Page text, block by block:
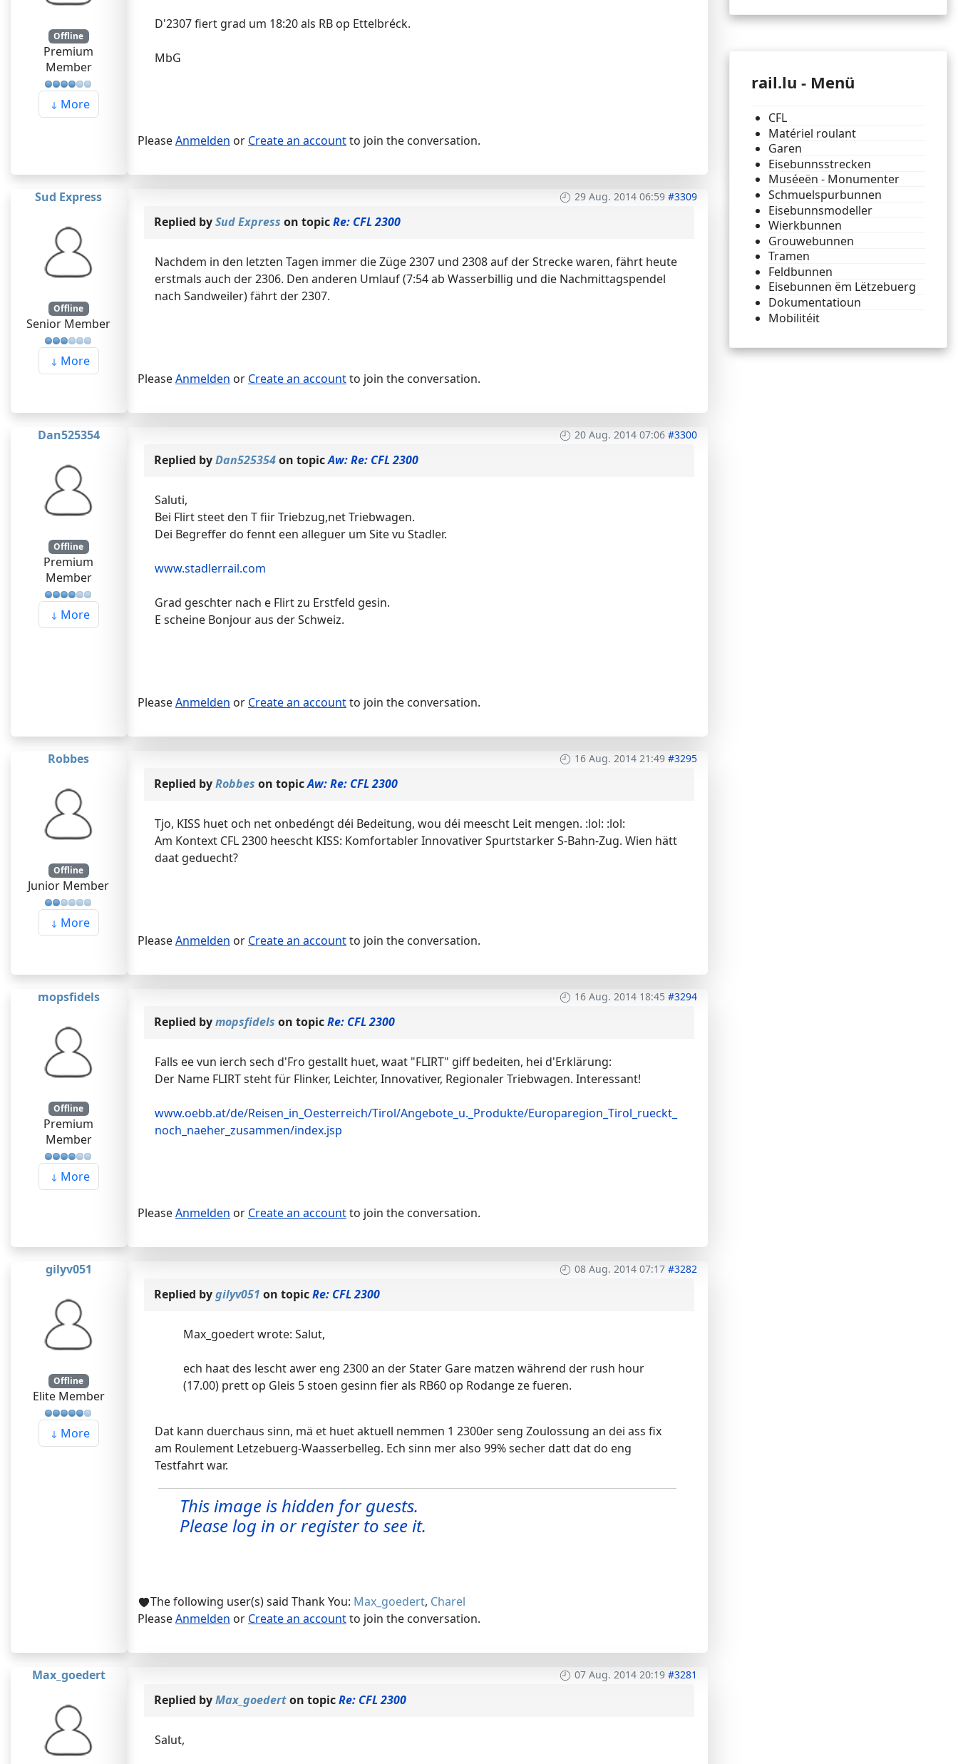
Offline
Premium
Member
More
D'2307 fiert grad um 18:20 als RB op Ettelbréck.
MbG
PleaseAnmelden or Create an accountto join the conversation.
Sud Express
Offline
Senior Member
More
29 Aug. 2014 06:59 #3309
Replied bySud Express on topicRe: CFL 2300
Nachdem in den letzten Tagen immer die Züge 2307 und 2308 auf der Strecke waren, fährt heute
erstmals auch der 2306. Den anderen Umlauf (7:54 ab Wasserbillig und die Nachmittagspendel
nach Sandweiler) fährt der 2307.
PleaseAnmelden or Create an accountto join the conversation.
Dan525354
Offline
Premium
Member
More
20 Aug. 2014 07:06 #3300
Replied byDan525354on topicAw: Re: CFL 2300
Saluti,
Bei Flirt steet den T fiir Triebzug,net Triebwagen.
Dei Begreffer do fennt een alleguer um Site vu Stadler.
www.stadlerrail.com
Grad geschter nach e Flirt zu Erstfeld gesin.
E scheine Bonjour aus der Schweiz.
PleaseAnmelden or Create an accountto join the conversation.
Robbes
Offline
Junior Member
More
16 Aug. 2014 21:49 #3295
Replied byRobbes on topicAw: Re: CFL 2300
Tjo, KISS huet och net onbedéngt déi Bedeitung, wou déi meescht Leit mengen. :lol: :lol:
Am Kontext CFL 2300 heescht KISS: Komfortabler Innovativer Spurtstarker S-Bahn-Zug. Wien hätt
daat geduecht?
PleaseAnmelden or Create an accountto join the conversation.
mopsfidels
Offline
Premium
Member
More
16 Aug. 2014 18:45 #3294
Replied bymopsfidels on topicRe: CFL 2300
Falls ee vun ierch sech d'Fro gestallt huet, waat "FLIRT" giff bedeiten, hei d'Erklärung:
Der Name FLIRT steht für Flinker, Leichter, Innovativer, Regionaler Triebwagen. Interessant!
www.oebb.at/de/Reisen_in_Oesterreich/Tirol/Angebote_u._Produkte/Europaregion_Tirol_rueckt_
noch_naeher_zusammen/index.jsp
PleaseAnmelden or Create an accountto join the conversation.
gilyv051
Offline
Elite Member
More
08 Aug. 2014 07:17 #3282
Replied bygilyv051 on topicRe: CFL 2300
Max_goedert wrote: Salut,
ech haat des lescht awer eng 2300 an der Stater Gare matzen während der rush hour
(17.00) prett op Gleis 5 stoen gesinn fier als RB60 op Rodange ze fueren.
Dat kann duerchaus sinn, mä et huet aktuell nemmen 1 2300er seng Zoulossung an dei ass fix
am Roulement Letzebuerg-Waasserbelleg. Ech sinn mer also 99% secher datt dat do eng
Testfahrt war.
This image is hidden for guests.
Please log in or register to see it.
The following user(s) said Thank You: Max_goedert, Charel
PleaseAnmelden or Create an accountto join the conversation.
Max_goedert 07 Aug. 2014 20:19 #3281
Replied byMax_goederton topicRe: CFL 2300
Salut,
rail.lu - Menü
CFL
Matériel roulant
Garen
Eisebunnsstrecken
Muséeën - Monumenter
Schmuelspurbunnen
Eisebunnsmodeller
Wierkbunnen
Grouwebunnen
Tramen
Feldbunnen
Eisebunnen ëm Lëtzebuerg
Dokumentatioun
Mobilitéit